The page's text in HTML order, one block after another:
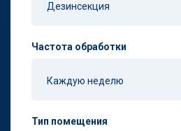
Дезинсекция
Частота обработки
Каждую неделю
Тип помещения